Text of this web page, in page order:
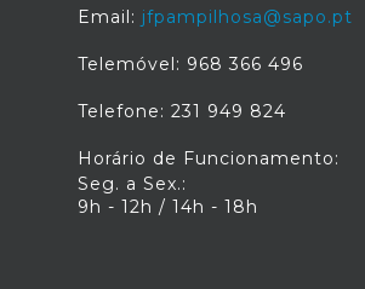
Email: jfpampilhosa@sapo.pt
Telemóvel: 968 366 496
Telefone: 231 949 824
Horário de Funcionamento:
Seg. a Sex.:
9h - 12h / 14h - 18h